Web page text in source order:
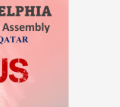
ഗൈഡ്
യുവാവ്